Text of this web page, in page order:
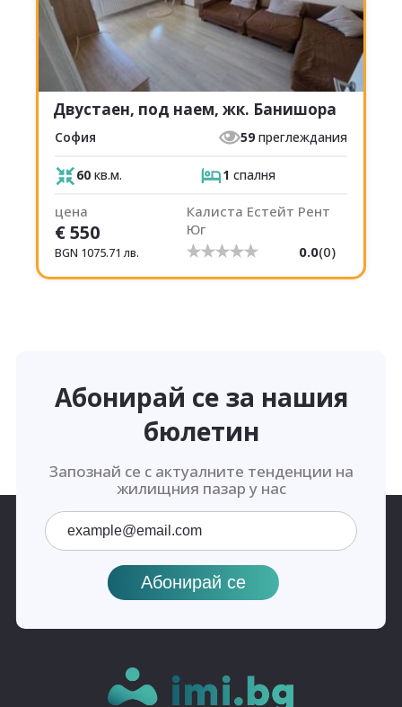
Двустаен, под наем, жк. Банишора
София 59 преглеждания
60 кв.м. 1 спалня
цена
€550
BGN 1075.71 лв.
Калиста Естейт Рент
Юг
0.0(0)
Абонирай се за нашия
бюлетин
Запознай се с актуалните тенденции на
жилищния пазар у нас